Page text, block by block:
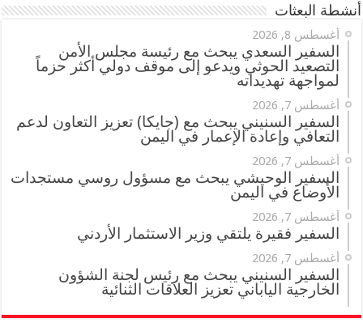
أنشطة البعثات
أغسطس 8, 2026
السفير السعدي يبحث مع رئيسة مجلس الأمن
التصعيد الحوثي ويدعو إلى موقف دولي أكثر حزماً
لمواجهة تهديداته
أغسطس 7, 2026
السفير السنيني يبحث مع (جايكا) تعزيز التعاون لدعم
التعافي وإعادة الإعمار في اليمن
أغسطس 7, 2026
السفير الوحيشي يبحث مع مسؤول روسي مستجدات
الأوضاع في اليمن
أغسطس 7, 2026
السفير فقيرة يلتقي وزير الاستثمار الأردني
أغسطس 7, 2026
السفير السنيني يبحث مع رئيس لجنة الشؤون
الخارجية الياباني تعزيز العلاقات الثنائية